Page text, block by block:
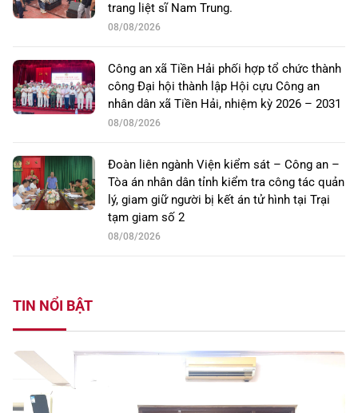
trang liệt sĩ Nam Trung.
08/08/2026
Công an xã Tiền Hải phối hợp tổ chức thành
công Đại hội thành lập Hội cựu Công an
nhân dân xã Tiền Hải, nhiệm kỳ 2026 – 2031
08/08/2026
Đoàn liên ngành Viện kiểm sát – Công an –
Tòa án nhân dân tỉnh kiểm tra công tác quản
lý, giam giữ người bị kết án tử hình tại Trại
tạm giam số 2
08/08/2026
TIN NỔI BẬT